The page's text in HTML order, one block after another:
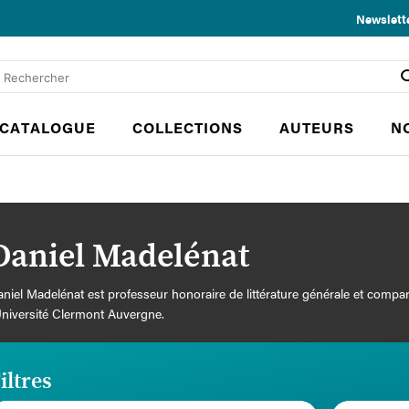
COLLECTIONS AUTEURS
Madelénat
Madelénat est professeur honoraire de littérature générale et
Clermont Auvergne.